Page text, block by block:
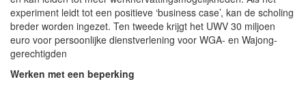
experiment leidt tot een positieve ‘business case’, kan de scholing
breder worden ingezet. Ten tweede krijgt het UWV 30 miljoen
euro voor persoonlijke dienstverlening voor WGA- en Wajong-
gerechtigden
Werken met een beperking